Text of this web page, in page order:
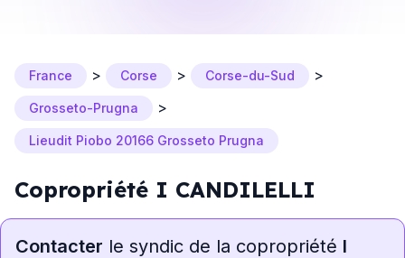
France > Corse > Corse-du-Sud >
Grosseto-Prugna >
Lieudit Piobo 20166 Grosseto Prugna
Copropriété I CANDILELLI
Contacter le syndic de la copropriété I